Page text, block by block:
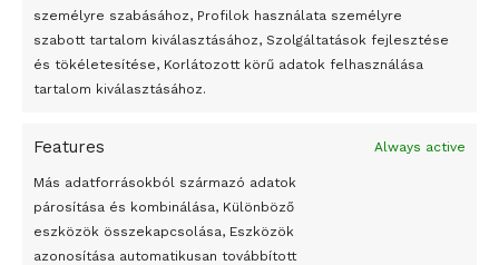
személyre szabásához, Profilok használata személyre
szabott tartalom kiválasztásához, Szolgáltatások fejlesztése
és tökéletesítése, Korlátozott körű adatok felhasználása
tartalom kiválasztásához.
Features Always active
Más adatforrásokból származó adatok
párosítása és kombinálása, Különböző
eszközök összekapcsolása, Eszközök
azonosítása automatikusan továbbított
Az 1950-ben elhunyt alkotók művei szabadon
felhasználhatóvá válnak
Megváltoztatják a montenegrói egyházügyi törvény
Peking – A visegrádi országok zsidó kulturális örökségét
bemutató fotókiállítás nyílt
Megveszi az osztrák Wienerberger az amerikai Meridian
Bricket